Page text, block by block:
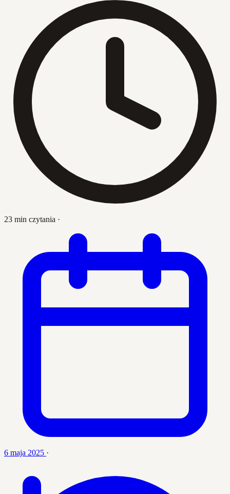
23 min czytania ·
6 maja 2025 ·